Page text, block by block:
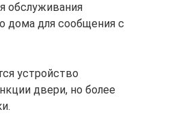
обслуживания
дома для сообщения с
устройство
двери, но более